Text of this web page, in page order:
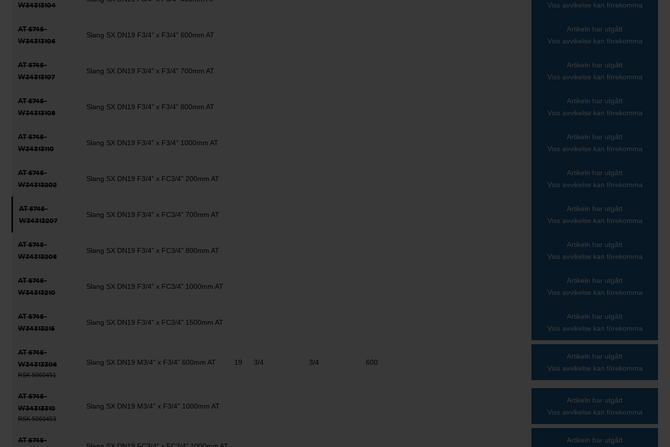
W34313104 Viss avvikelse kan förekomma
AT 5745-
W34313106
Slang SX DN19 F3/4" x F3/4" 600mm AT
Artikeln har utgått
Viss avvikelse kan förekomma
AT 5745-
W34313107
Slang SX DN19 F3/4" x F3/4" 700mm AT
Artikeln har utgått
Viss avvikelse kan förekomma
AT 5745-
W34313108
Slang SX DN19 F3/4" x F3/4" 800mm AT
Artikeln har utgått
Viss avvikelse kan förekomma
AT 5745-
W34313110
Slang SX DN19 F3/4" x F3/4" 1000mm AT
Artikeln har utgått
Viss avvikelse kan förekomma
AT 5745-
W34313202
Slang SX DN19 F3/4" x FC3/4" 200mm AT
Artikeln har utgått
Viss avvikelse kan förekomma
AT 5745-
W34313207
Slang SX DN19 F3/4" x FC3/4" 700mm AT
Artikeln har utgått
Viss avvikelse kan förekomma
AT 5745-
W34313208
Slang SX DN19 F3/4" x FC3/4" 800mm AT
Artikeln har utgått
Viss avvikelse kan förekomma
AT 5745-
W34313210
Slang SX DN19 F3/4" x FC3/4" 1000mm AT
Artikeln har utgått
Viss avvikelse kan förekomma
AT 5745-
W34313215
Slang SX DN19 F3/4" x FC3/4" 1500mm AT
Artikeln har utgått
Viss avvikelse kan förekomma
AT 5745-
W34313306
RSK 5060451
Slang SX DN19 M3/4" x F3/4" 600mm AT 19 3/4 3/4 600
Artikeln har utgått
Viss avvikelse kan förekomma
AT 5745-
W34313310
RSK 5060453
Slang SX DN19 M3/4" x F3/4" 1000mm AT
Artikeln har utgått
Viss avvikelse kan förekomma
AT 5745- Artikeln har utgått